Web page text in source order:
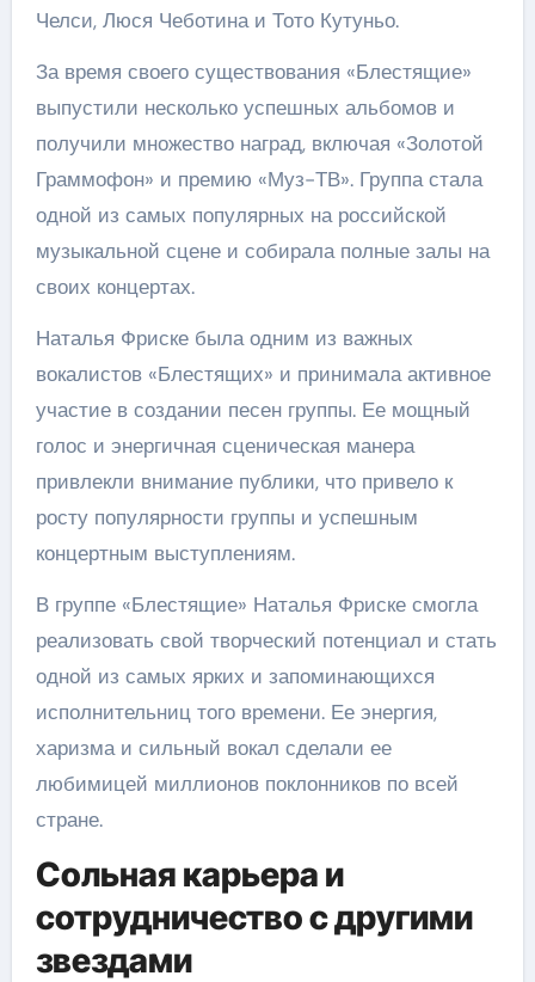
Челси, Люся Чеботина и Тото Кутуньо.
За время своего существования «Блестящие»
выпустили несколько успешных альбомов и
получили множество наград, включая «Золотой
Граммофон» и премию «Муз-ТВ». Группа стала
одной из самых популярных на российской
музыкальной сцене и собирала полные залы на
своих концертах.
Наталья Фриске была одним из важных
вокалистов «Блестящих» и принимала активное
участие в создании песен группы. Ее мощный
голос и энергичная сценическая манера
привлекли внимание публики, что привело к
росту популярности группы и успешным
концертным выступлениям.
В группе «Блестящие» Наталья Фриске смогла
реализовать свой творческий потенциал и стать
одной из самых ярких и запоминающихся
исполнительниц того времени. Ее энергия,
харизма и сильный вокал сделали ее
любимицей миллионов поклонников по всей
стране.
Сольная карьера и
сотрудничество с другими
звездами